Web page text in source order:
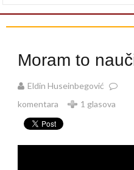
Moram to
Eldin Huseinbegović
komentara
1 glasova